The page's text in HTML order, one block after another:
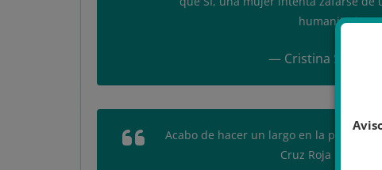
humanitaria.
— Cristina Seguí
Acabo de hacer un largo en la piscina
Cruz Roja para